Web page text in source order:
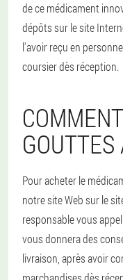
de ce médicament
dépôts sur le site
l'avoir reçu en
coursier dès réception.
Pour acheter le
notre site Web sur le
responsable vous
vous donnera des
livraison, après avoir